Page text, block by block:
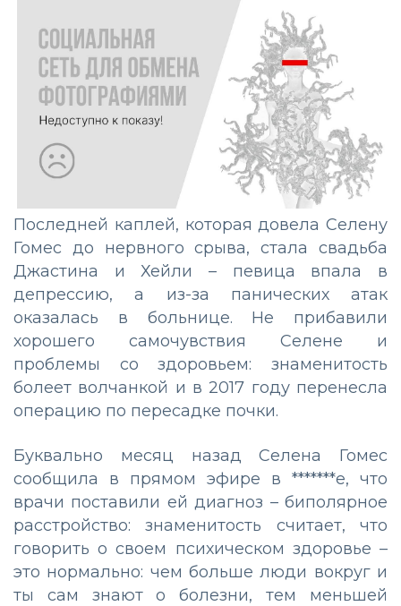
Последней каплей, которая довела Селену
Гомес до нервного срыва, стала свадьба
Джастина и Хейли – певица впала в
депрессию, а из-за панических атак
оказалась в больнице. Не прибавили
хорошего самочувствия Селене и
проблемы со здоровьем: знаменитость
болеет волчанкой и в 2017 году перенесла
операцию по пересадке почки.
Буквально месяц назад Селена Гомес
сообщила в прямом эфире в *******е, что
врачи поставили ей диагноз – биполярное
расстройство: знаменитость считает, что
говорить о своем психическом здоровье –
это нормально: чем больше люди вокруг и
ты сам знают о болезни, тем меньшей